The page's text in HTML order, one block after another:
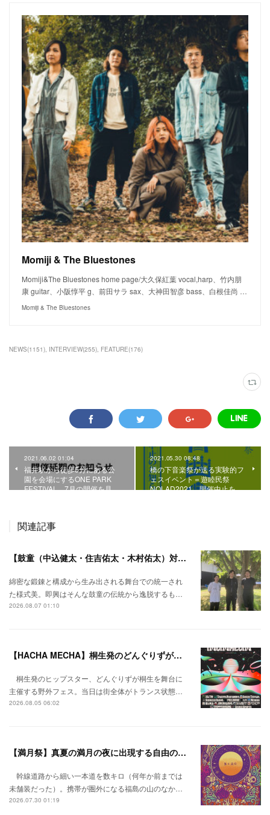
Momiji & The Bluestones
Momiji&The Bluestones home page/大久保紅葉 vocal,harp、竹内朋
康 guitar、小阪惇平 g、前田サラ sax、大神田智彦 bass、白根佳尚 …
Momiji & The Bluestones
NEWS(1151) INTERVIEW(255) FEATURE(176)
2021.06.02 01:04
福井駅から徒歩5分にある公
園を会場にするONE PARK
FESTIVAL。7月の開催を見…
2021.05.30 08:48
橋の下音楽祭が送る実験的フ
ェスイベント＝遊睦民祭
NOLAD2021、開催中止を…
関連記事
【鼓童（中込健太・住吉佑太・木村佑太）対談】即興で得られる新たな感覚。
綿密な鍛錬と構成から生み出される舞台での統一され
た様式美。即興はそんな鼓童の伝統から逸脱するも…
2026.08.07 01:10
【HACHA MECHA】桐生発のどんぐりずが桐生をハチャメチャに彩る。
桐生発のヒップスター、どんぐりずが桐生を舞台に
主催する野外フェス。当日は街全体がトランス状態…
2026.08.05 06:02
【満月祭】真夏の満月の夜に出現する自由の桃源郷。
幹線道路から細い一本道を数キロ（何年か前までは
未舗装だった）。携帯が圏外になる福島の山のなか…
2026.07.30 01:19